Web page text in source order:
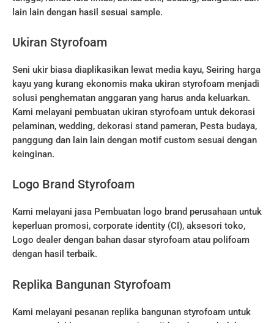
lain lain dengan hasil sesuai sample.
Ukiran Styrofoam
Seni ukir biasa diaplikasikan lewat media kayu, Seiring harga
kayu yang kurang ekonomis maka ukiran styrofoam menjadi
solusi penghematan anggaran yang harus anda keluarkan.
Kami melayani pembuatan ukiran styrofoam untuk dekorasi
pelaminan, wedding, dekorasi stand pameran, Pesta budaya,
panggung dan lain lain dengan motif custom sesuai dengan
keinginan.
Logo Brand Styrofoam
Kami melayani jasa Pembuatan logo brand perusahaan untuk
keperluan promosi, corporate identity (CI), aksesori toko,
Logo dealer dengan bahan dasar styrofoam atau polifoam
dengan hasil terbaik.
Replika Bangunan Styrofoam
Kami melayani pesanan replika bangunan styrofoam untuk